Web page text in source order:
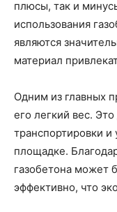
плюсы, так и
использования
являются
материал
Одним из главных
его легкий вес.
транспортировки и
площадке.
газобетона может
эффективно, что